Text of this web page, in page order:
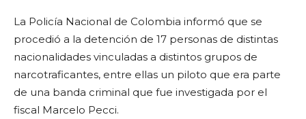
La Policía Nacional de Colombia informó que se
procedió a la detención de 17 personas de distintas
nacionalidades vinculadas a distintos grupos de
narcotraficantes, entre ellas un piloto que era parte
de una banda criminal que fue investigada por el
fiscal Marcelo Pecci.